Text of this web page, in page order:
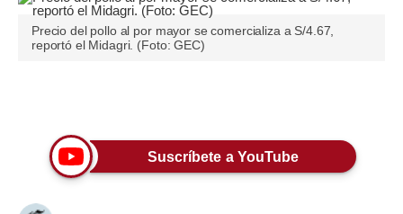
Plus G
Opinión
Blogs
Precio del pollo al por mayor se comercializa a S/4.67,
reportó el Midagri. (Foto: GEC)
Suscríbete a YouTube